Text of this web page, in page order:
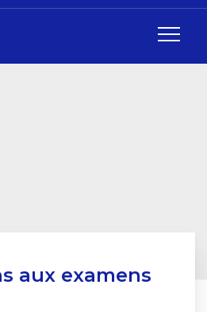
aux examens